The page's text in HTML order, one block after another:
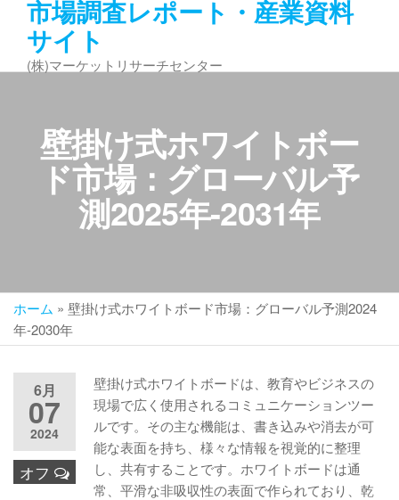
ン
市場調査レポート・産業資料
サイト
(株)マーケットリサーチセンター
壁掛け式ホワイトボー
ド市場：グローバル予
測2025年-2031年
ホーム » 壁掛け式ホワイトボード市場：グローバル予測2024
年-2030年
6月
07
2024
オフ
壁掛け式ホワイトボードは、教育やビジネスの
現場で広く使用されるコミュニケーションツー
ルです。その主な機能は、書き込みや消去が可
能な表面を持ち、様々な情報を視覚的に整理
し、共有することです。ホワイトボードは通
常、平滑な非吸収性の表面で作られており、乾